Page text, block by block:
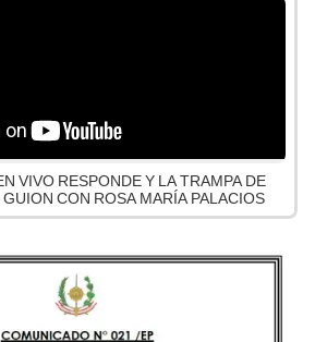
VIVO RESPONDE Y LA TRAMPA DE
CON ROSA MARÍA PALACIOS